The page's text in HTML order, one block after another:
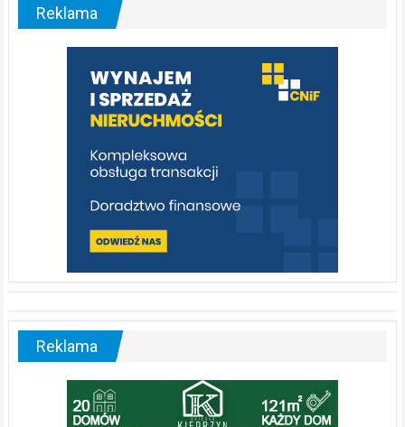
warto
poznać
[fotorelacja]
Reklama
Reklama